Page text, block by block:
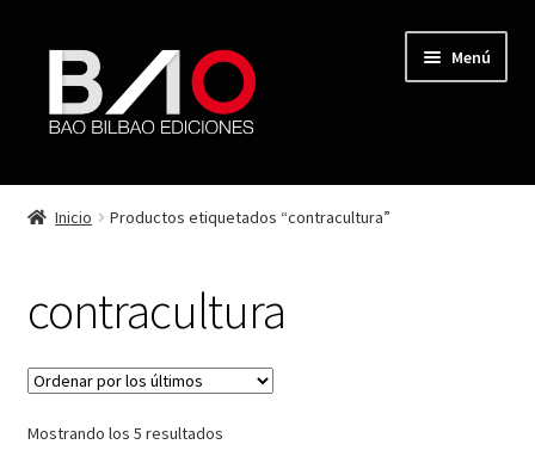
Menú
TIENDA
AUTORES
REVISTA BAO
CONTACTO
Inicio Productos etiquetados “contracultura”
contracultura
Mostrando los 5 resultados